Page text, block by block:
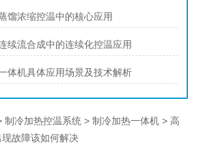
馏浓缩控温中的核心应用
续流合成中的连续化控温应用
体机具体应用场景及技术解析
制冷加热控温系统 >制冷加热一体机 > 高
故障该如何解决